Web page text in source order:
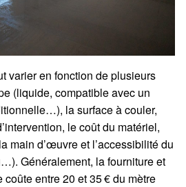
varier en fonction de plusieurs
(liquide, compatible avec un
la surface à couler,
le coût du matériel,
main d’œuvre et l’accessibilité du
Généralement, la fourniture et
coûte entre 20 et 35 € du mètre